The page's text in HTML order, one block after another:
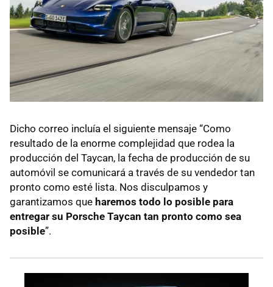
Dicho correo incluía el siguiente mensaje “Como
resultado de la enorme complejidad que rodea la
producción del Taycan, la fecha de producción de su
automóvil se comunicará a través de su vendedor tan
pronto como esté lista. Nos disculpamos y
garantizamos que haremos todo lo posible para
entregar su Porsche Taycan tan pronto como sea
posible”.